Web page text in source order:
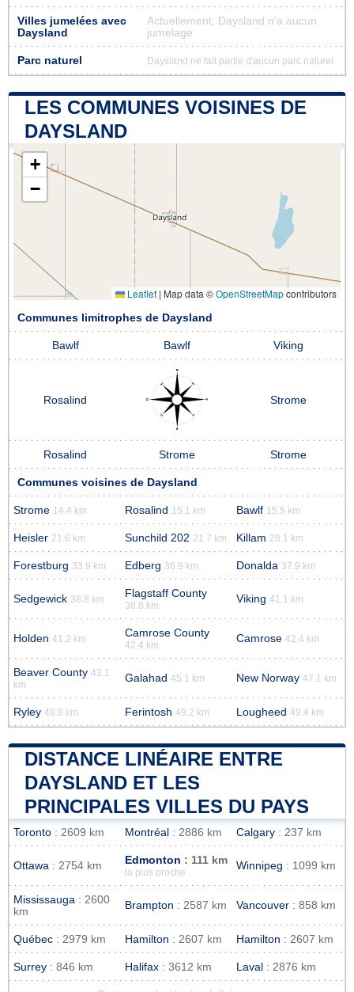
Villes jumelées avec
Daysland
Actuellement, Daysland n'a aucun
jumelage
Parc naturel Daysland ne fait partie d'aucun parc naturel
LES COMMUNES VOISINES DE
DAYSLAND
+
−
Leaflet | Map data ©OpenStreetMapcontributors
Communes limitrophes de Daysland
Bawlf Bawlf Viking
Rosalind Strome
Rosalind Strome Strome
Communes voisines de Daysland
Strome 14.4 km Rosalind 15.1 km Bawlf 15.5 km
Heisler 21.6 km Sunchild 202 21.7 km Killam 28.1 km
Forestburg 33.9 km Edberg 36.9 km Donalda 37.9 km
Sedgewick 38.8 km Flagstaff County
38.8 km
Viking 41.1 km
Holden 41.2 km Camrose County
42.4 km
Camrose 42.4 km
Beaver County 43.1
km
Galahad 45.1 km New Norway 47.1 km
Ryley 48.8 km Ferintosh 49.2 km Lougheed 49.4 km
DISTANCE LINÉAIRE ENTRE
DAYSLAND ET LES
PRINCIPALES VILLES DU PAYS
Toronto : 2609 km Montréal : 2886 km Calgary : 237 km
Ottawa : 2754 km Edmonton : 111 km
la plus proche
Winnipeg : 1099 km
Mississauga : 2600
km
Brampton : 2587 km Vancouver : 858 km
Québec : 2979 km Hamilton : 2607 km Hamilton : 2607 km
Surrey : 846 km Halifax : 3612 km Laval : 2876 km